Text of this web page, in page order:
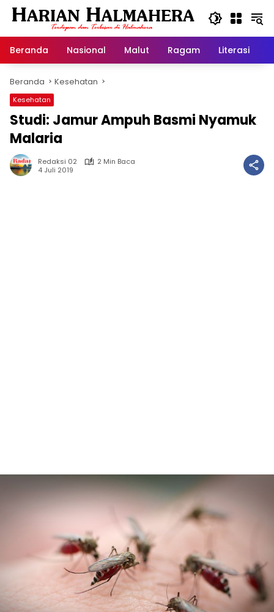
Langsung
Beranda
Nasional Malut Ragam Literasi
Beranda Kesehatan
Kesehatan
Studi: Jamur Ampuh Basmi Nyamuk
Malaria
Redaksi 02
2 Min Baca
4 Juli 2019